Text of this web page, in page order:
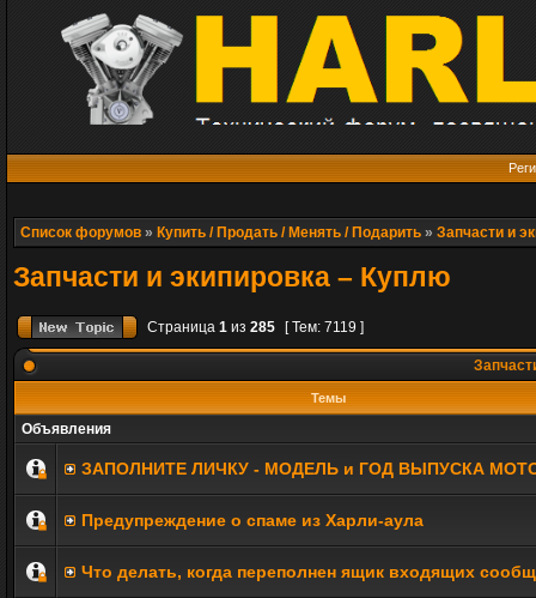
Список форумов » Купить / Продать / Менять / Подарить » Запчасти и
Запчасти и экипировка – Куплю
Страница 1 из 285 [ Тем: 7119 ]
Темы
Объявления
ЗАПОЛНИТE ЛИЧКУ - МОДЕЛЬ и ГОД ВЫПУСКА
Предупреждение о спаме из Харли-аула
Что делать, когда переполнен ящик входящих